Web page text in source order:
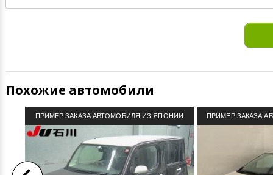
Похожие автомобили
ПРИМЕР ЗАКАЗА АВТОМОБИЛЯ ИЗ ЯПОНИИ ПРИМЕР ЗАКАЗА